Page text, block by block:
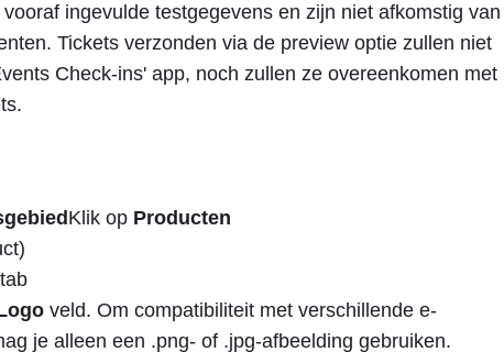
ingevulde testgegevens en zijn niet afkomstig van
Tickets verzonden via de preview optie zullen niet
Check-ins' app, noch zullen ze overeenkomen met
Klik op Producten
tab
veld. Om compatibiliteit met verschillende e-
je alleen een .png- of .jpg-afbeelding gebruiken.